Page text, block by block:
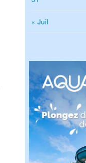
« Juil